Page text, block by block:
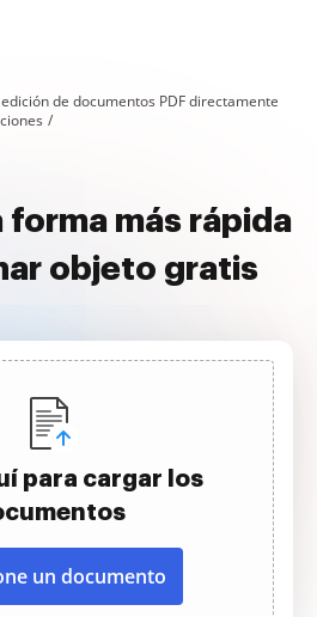
de documentos PDF directamente
forma más rápida
objeto gratis
para cargar los
un documento